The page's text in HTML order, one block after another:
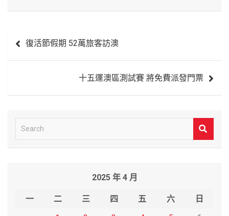
章
導
復活節假期 52萬旅客訪澳
十五運澳區測試賽 將免費派發門票
e
2025 年 4 月
一 二 三 四 五 六
日